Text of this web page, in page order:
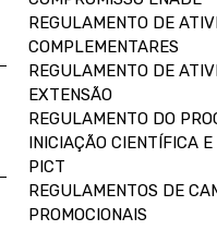
REGULAMENTO DE
COMPLEMENTARES
REGULAMENTO DE
EXTENSÃO
REGULAMENTO DO
INICIAÇÃO CIENTÍFICA
PICT
REGULAMENTOS DE
PROMOCIONAIS